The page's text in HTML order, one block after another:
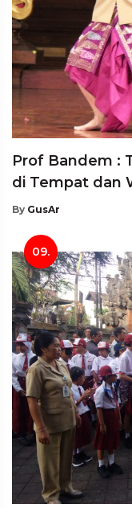
Prof Bandem :
di Tempat dan
By GusAr
09.